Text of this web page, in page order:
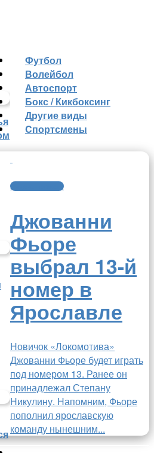
Футбол
Волейбол
Автоспорт
Бокс / Кикбоксинг
Другие виды
Cпортсмены
Яндекс-новости
Джованни
Фьоре
выбрал 13-й
номер в
Ярославле
Новичок «Локомотива»
Джованни Фьоре будет играть
под номером 13. Ранее он
принадлежал Степану
Никулину. Напомним, Фьоре
пополнил ярославскую
команду нынешним...